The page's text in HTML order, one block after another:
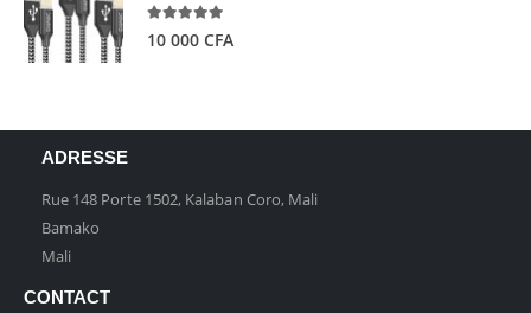
10 000 CFA
ADRESSE
Rue 148 Porte 1502, Kalaban Coro, Mali
Bamako
Mali
CONTACT